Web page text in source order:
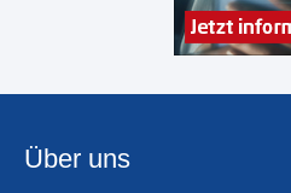
Über uns